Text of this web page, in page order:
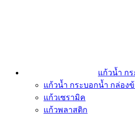
แก้วน้ำ ก
แก้วน้ำ กระบอกน้ำ กล่อง
แก้วเซรามิค
แก้วพลาสติก